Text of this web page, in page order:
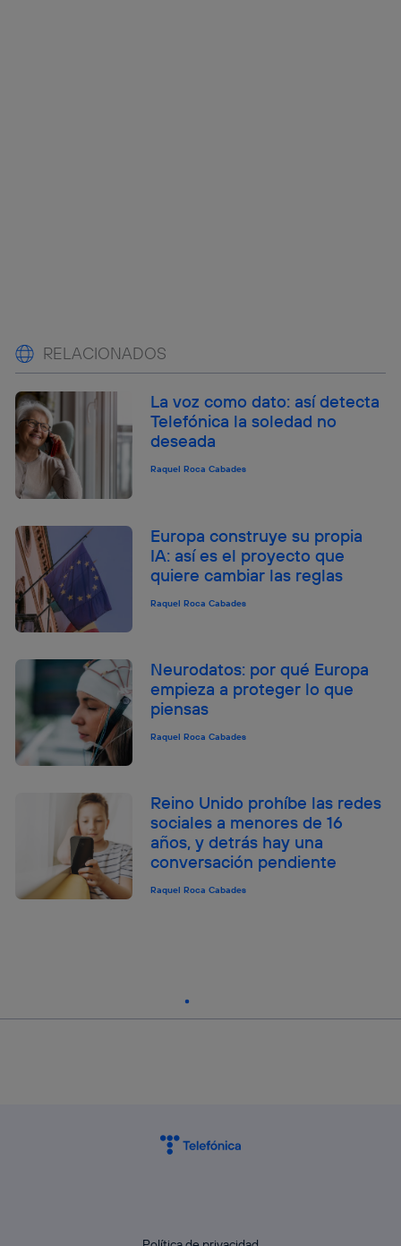
RELACIONADOS
La voz como dato: así detecta
Telefónica la soledad no
deseada
Raquel Roca Cabades
Europa construye su propia
IA: así es el proyecto que
quiere cambiar las reglas
Raquel Roca Cabades
Neurodatos: por qué Europa
empieza a proteger lo que
piensas
Raquel Roca Cabades
Reino Unido prohíbe las redes
sociales a menores de 16
años, y detrás hay una
conversación pendiente
Raquel Roca Cabades